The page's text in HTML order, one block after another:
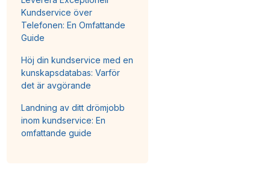
Kundservice över
Telefonen: En Omfattande
Guide
Höj din kundservice med en
kunskapsdatabas: Varför
det är avgörande
Landning av ditt drömjobb
inom kundservice: En
omfattande guide